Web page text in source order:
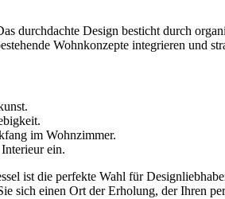
durchdachte Design besticht durch
Wohnkonzepte integrieren und
im Wohnzimmer.
ein.
ist die perfekte Wahl für
sich einen Ort der Erholung, der Ihren